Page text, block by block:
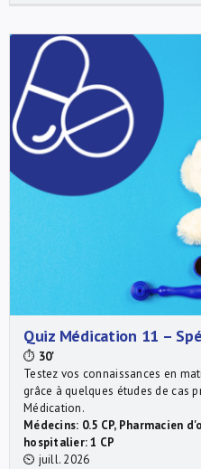
Quiz Médication 11 –
⏱ 30'
Testez vos connaissances en
grâce à quelques études de cas
Médication.
Médecins: 0.5 CP, Pharmacien
hospitalier: 1 CP
⏲ juill. 2026